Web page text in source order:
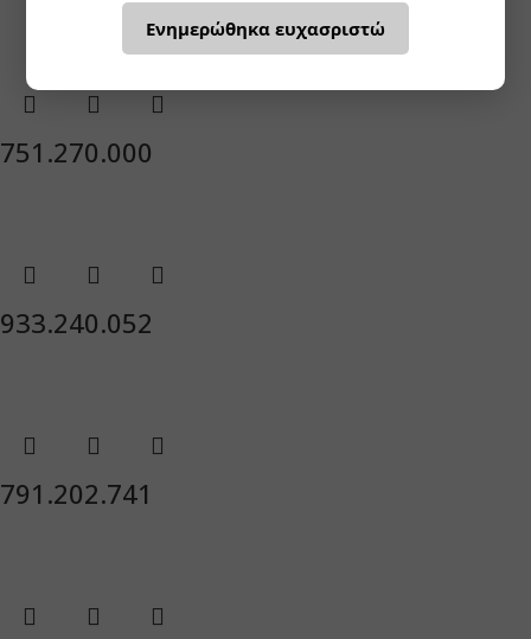
751.270.000
933.240.052
791.202.741
Ενημερώθηκα ευχασριστώ